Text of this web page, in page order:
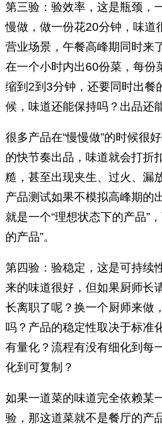
第三验：验效率，这是瓶颈，
慢做，做一份花20分钟，味道
营业场景，午餐高峰期同时来
在一个小时内出60份菜，每份
缩到2到3分钟，还要同时出
候，味道还能保持吗？出品还
很多产品在“慢慢做”的时候很
的快节奏出品，味道就会打折
糙，甚至出现夹生、过火、漏
产品测试如果不模拟高峰期的
就是一个“理想状态下的产品”
的产品”。
第四验：验稳定，这是可持续
来的味道很好，但如果厨师长
长离职了呢？换一个厨师来做
吗？产品的稳定性取决于标
有量化？流程有没有细化到每
化到可复制？
如果一道菜的味道完全依赖某
验，那这道菜就不是餐厅的产